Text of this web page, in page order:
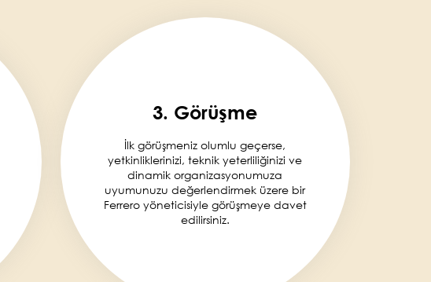
3. Görüşme
İlk görüşmeniz olumlu geçerse,
yetkinliklerinizi, teknik yeterliliğinizi ve
dinamik organizasyonumuza
uyumunuzu değerlendirmek üzere bir
Ferrero yöneticisiyle görüşmeye davet
edilirsiniz.